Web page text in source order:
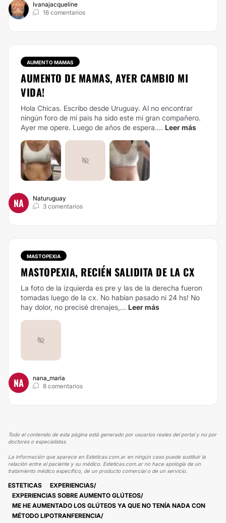
Ivanajacqueline
16 comentarios
AUMENTO MAMAS
AUMENTO DE MAMAS, AYER CAMBIO MI
VIDA!
Hola Chicas. Escribo desde Uruguay. Al no encontrar
ningún foro de mi pais ha sido este mi gran compañero.
Ayer me opere. Luego de años de espera.... Leer más
NA
Naturuguay
3 comentarios
MASTOPEXIA
MASTOPEXIA, RECIÉN SALIDITA DE LA CX
La foto de la izquierda es pre y las de la derecha fueron
tomadas luego de la cx. No habían pasado ni 24 hs! No
hay dolor, no precisé drenajes,... Leer más
NA
nana_maria
8 comentarios
Todo el contenido de esta página está generado por usuarios reales del portal y no por
doctores o especialistas.
La información que aparece en Esteticas.com.ar en ningún caso puede sustituir la
relación entre el paciente y su médico. Esteticas.com.ar no hace apología de un
tratamiento médico específico, de un producto comercial o de un servicio.
ESTETICAS
EXPERIENCIAS
EXPERIENCIAS SOBRE AUMENTO GLÚTEOS
ME HE AUMENTADO LOS GLÚTEOS YA QUE NO TENÍA NADA CON
MÉTODO LIPOTRANFERENCIA